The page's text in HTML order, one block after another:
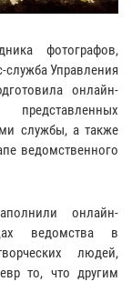
фотографов,
служба Управления
онлайн-
службы, а также
ведомственного
онлайн-
ведомства в
людей,
то, что другим